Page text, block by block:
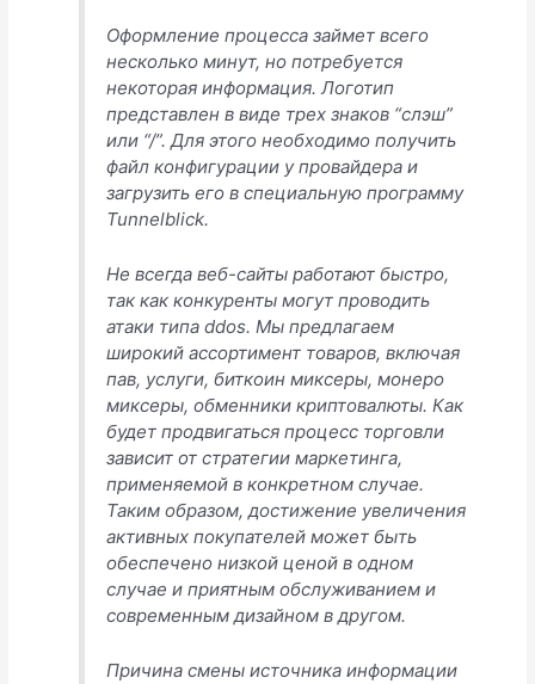
Оформление процесса займет всего
несколько минут, но потребуется
некоторая информация. Логотип
представлен в виде трех знаков “слэш”
или “/”. Для этого необходимо получить
файл конфигурации у провайдера и
загрузить его в специальную программу
Tunnelblick.
Не всегда веб-сайты работают быстро,
так как конкуренты могут проводить
атаки типа ddos. Мы предлагаем
широкий ассортимент товаров, включая
пав, услуги, биткоин миксеры, монеро
миксеры, обменники криптовалюты. Как
будет продвигаться процесс торговли
зависит от стратегии маркетинга,
применяемой в конкретном случае.
Таким образом, достижение увеличения
активных покупателей может быть
обеспечено низкой ценой в одном
случае и приятным обслуживанием и
современным дизайном в другом.
Причина смены источника информации